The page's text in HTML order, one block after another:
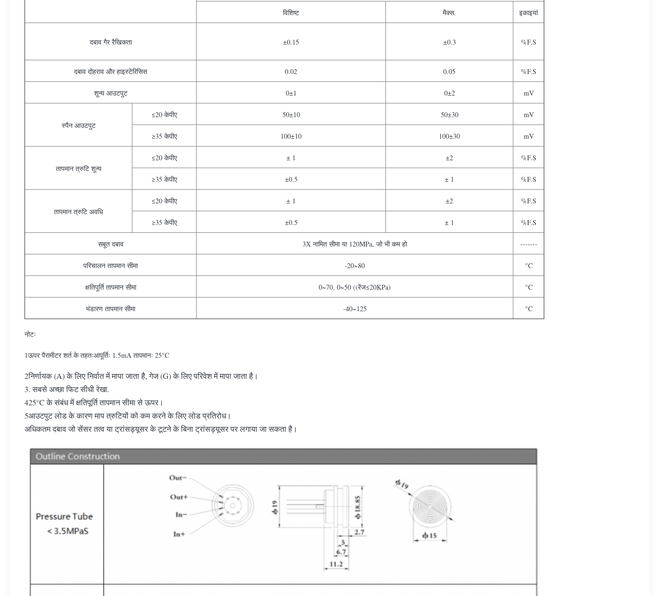
विशिष्ट मैक्स. इकाइयां
दबाव गैर रैखिकता ±0.15 ±0.3 %F.S
दबाव दोहराव और हाइस्टेरिसिस 0.02 0.05 %F.S
शून्य आउटपुट 0±1 0±2 mV
स्पैन आउटपुट
≤20 केपीए 50±10 50±30 mV
≥35 केपीए 100±10 100±30 mV
तापमान त्रुटि शून्य
≤20 केपीए ± 1 ±2 %F.S
≥35 केपीए ±0.5 ± 1 %F.S
तापमान त्रुटि अवधि
≤20 केपीए ± 1 ±2 %F.S
≥35 केपीए ±0.5 ± 1 %F.S
सबूत दबाव 3X नामित सीमा या 120MPa, जो भी कम हो -------
परिचालन तापमान सीमा -20~80 °C
क्षतिपूर्ति तापमान सीमा 0~70, 0~50 ((रेंज≤20KPa) °C
भंडारण तापमान सीमा -40~125 °C
नोटः
1ऊपर पैरामीटर शर्त के तहतःआपूर्तिः 1.5mA तापमानः 25°C
2निर्णायक (A) के लिए निर्वात में मापा जाता है, गेज (G) के लिए परिवेश में मापा जाता है।
3. सबसे अच्छा फिट सीधी रेखा.
425°C के संबंध में क्षतिपूर्ति तापमान सीमा से ऊपर।
5आउटपुट लोड के कारण माप त्रुटियों को कम करने के लिए लोड प्रतिरोध।
अधिकतम दबाव जो सेंसर तत्व या ट्रांसड्यूसर के टूटने के बिना ट्रांसड्यूसर पर लगाया जा सकता है।